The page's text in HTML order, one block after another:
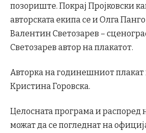
позориште. Покрај Пројковски
авторската екипа се и Олга
Валентин Светозарев –
Светозарев автор на плакатот.
Авторка на годинешниот
Кристина Горовска.
Целосната програма и распоред
можат да се погледнат на